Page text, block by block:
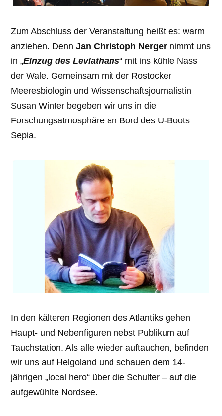
Zum Abschluss der Veranstaltung heißt es: warm
anziehen. DennJan Christoph Nerger nimmt uns
in „Einzug des Leviathans“ mit ins kühle Nass
der Wale. Gemeinsam mit der Rostocker
Meeresbiologin und Wissenschaftsjournalistin
Susan Winter begeben wir uns in die
Forschungsatmosphäre an Bord des U-Boots
Sepia.
In den kälteren Regionen des Atlantiks gehen
Haupt- und Nebenfiguren nebst Publikum auf
Tauchstation. Als alle wieder auftauchen, befinden
wir uns auf Helgoland und schauen dem 14-
jährigen „local hero“ über die Schulter – auf die
aufgewühlte Nordsee.